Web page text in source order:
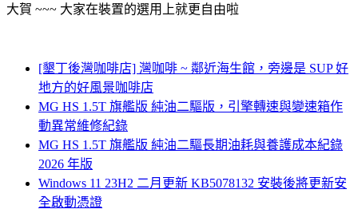
大賀 ~~~ 大家在裝置的選用上就更自由啦
[墾丁後灣咖啡店] 灣咖啡 ~ 鄰近海生館，旁邊是 SUP 好
地方的好風景咖啡店
MG HS 1.5T 旗艦版 純油二驅版，引擎轉速與變速箱作
動異常維修紀錄
MG HS 1.5T 旗艦版 純油二驅長期油耗與養護成本紀錄
2026 年版
Windows 11 23H2 二月更新 KB5078132 安裝後將更新安
全啟動憑證